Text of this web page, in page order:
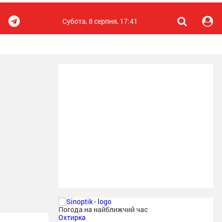
Субота, 8 серпня, 17:41
Погода на найближчий час
Охтирка